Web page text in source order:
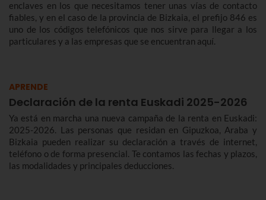
enclaves en los que necesitamos tener unas vías de contacto
fiables, y en el caso de la provincia de Bizkaia, el prefijo 846 es
uno de los códigos telefónicos que nos sirve para llegar a los
particulares y a las empresas que se encuentran aquí.
APRENDE
Declaración de la renta Euskadi 2025-2026
Ya está en marcha una nueva campaña de la renta en Euskadi:
2025-2026. Las personas que residan en Gipuzkoa, Araba y
Bizkaia pueden realizar su declaración a través de internet,
teléfono o de forma presencial. Te contamos las fechas y plazos,
las modalidades y principales deducciones.